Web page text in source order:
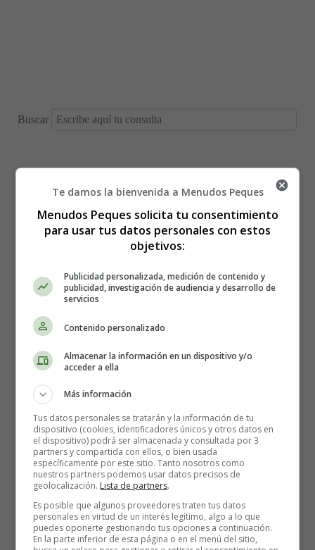
Buscar
Está aquí:Inicio
Recursos Educativos
Fichas Didácticas Infantil y Ejercicios Primaria,
Secundaria
Primeras Operaciones
Sumas y Restas 25
Sumas y Restas 25
Primeras operaciones:
y Restas
Recursos educativos -Fichas didácticas
Cáculo: Aprendiendo a restar
Ejercicios con restas fáciles para los niños que
están empezando con estas operaciones.
Te damos la bienvenida a Menudos Peques
Menudos Peques solicita tu consentimiento
para usar tus datos personales con estos
objetivos:
Publicidad personalizada, medición de contenido y
publicidad, investigación de audiencia y desarrollo de
servicios
Contenido personalizado
Almacenar la información en un dispositivo y/o
acceder a ella
Más información
Tus datos personales se tratarán y la información de tu
dispositivo (cookies, identificadores únicos y otros datos en
el dispositivo) podrá ser almacenada y consultada por 3
partners y compartida con ellos, o bien usada
específicamente por este sitio. Tanto nosotros como
nuestros partners podemos usar datos precisos de
geolocalización. Lista de partners.
Es posible que algunos proveedores traten tus datos
personales en virtud de un interés legítimo, algo a lo que
puedes oponerte gestionando tus opciones a continuación.
En la parte inferior de esta página o en el menú del sitio,